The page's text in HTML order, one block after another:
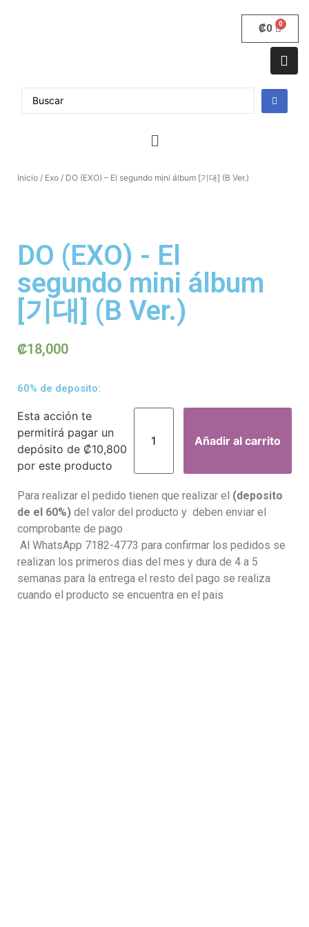
₡0
Inicio / Exo / DO (EXO) – El segundo mini álbum [기대] (B Ver.)
DO (EXO) - El
segundo mini álbum
[기대] (B Ver.)
₡18,000
60% de deposito:
Esta acción te
permitirá pagar un
depósito de ₡10,800
por este producto
Añadir al carrito
Para realizar el pedido tienen que realizar el (deposito
de el 60%) del valor del producto y deben enviar el
comprobante de pago
Al WhatsApp 7182-4773 para confirmar los pedidos se
realizan los primeros dias del mes y dura de 4 a 5
semanas para la entrega el resto del pago se realiza
cuando el producto se encuentra en el pais